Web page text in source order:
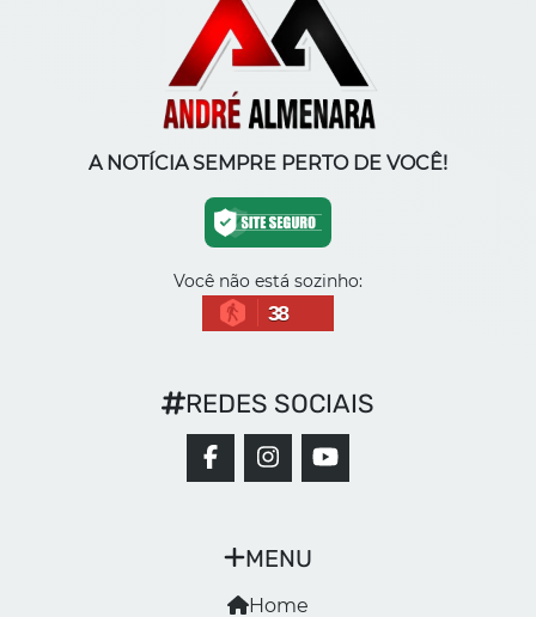
A NOTÍCIA SEMPRE PERTO DE VOCÊ!
Você não está sozinho:
38
MENU
Home
REDES SOCIAIS